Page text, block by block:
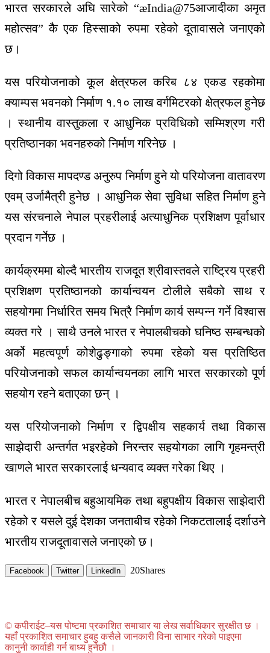
भारत सरकारले अघि सारेको “æIndia@75आजादीका अमृत
महोत्सव” कै एक हिस्साको रुपमा रहेको दूतावासले जनाएको
छ।
यस परियोजनाको कूल क्षेत्रफल करिब ८४ एकड रहकोमा
क्याम्पस भवनको निर्माण १.१० लाख वर्गमिटरको क्षेत्रफल हुनेछ
। स्थानीय वास्तुकला र आधुनिक प्रविधिको सम्मिश्रण गरी
प्रतिष्ठानका भवनहरुको निर्माण गरिनेछ ।
दिगो विकास मापदण्ड अनुरुप निर्माण हुने यो परियोजना वातावरण
एवम् उर्जामैत्री हुनेछ । आधुनिक सेवा सुविधा सहित निर्माण हुने
यस संरचनाले नेपाल प्रहरीलाई अत्याधुनिक प्रशिक्षण पूर्वाधार
प्रदान गर्नेछ ।
कार्यक्रममा बोल्दै भारतीय राजदूत श्रीवास्तवले राष्ट्रिय प्रहरी
प्रशिक्षण प्रतिष्ठानको कार्यान्वयन टोलीले सबैको साथ र
सहयोगमा निर्धारित समय भित्रै निर्माण कार्य सम्पन्न गर्ने विश्वास
व्यक्त गरे । साथै उनले भारत र नेपालबीचको घनिष्ठ सम्बन्धको
अर्को महत्वपूर्ण कोशेढुङ्गाको रुपमा रहेको यस प्रतिष्ठित
परियोजनाको सफल कार्यान्वयनका लागि भारत सरकारको पूर्ण
सहयोग रहने बताएका छन् ।
यस परियोजनाको निर्माण र द्विपक्षीय सहकार्य तथा विकास
साझेदारी अन्तर्गत भइरहेको निरन्तर सहयोगका लागि गृहमन्त्री
खाणले भारत सरकारलाई धन्यवाद व्यक्त गरेका थिए ।
भारत र नेपालबीच बहुआयमिक तथा बहुपक्षीय विकास साझेदारी
रहेको र यसले दुई देशका जनताबीच रहेको निकटतालाई दर्शाउने
भारतीय राजदूतावासले जनाएको छ।
Facebook Twitter LinkedIn 20Shares
© कपीराईट–यस पोष्टमा प्रकाशित समाचार या लेख सर्वाधिकार सुरक्षीत छ ।
यहाँ प्रकाशित समाचार हुबहु कसैले जानकारी विना साभार गरेको पाइएमा
कानुनी कार्वाही गर्न बाध्य हुनेछौ ।